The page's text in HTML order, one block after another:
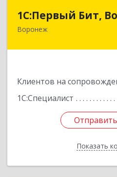
1С:Первый Бит,
Воронеж
Клиентов на
1С:Специалист
Показать
394006, Воронежская